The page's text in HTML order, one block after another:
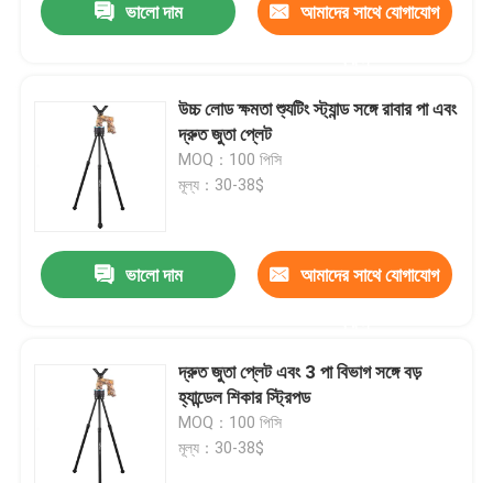
ভালো দাম আমাদের সাথে যোগাযোগ
উচ্চ লোড ক্ষমতা শ্যুটিং স্ট্যান্ড সঙ্গে রাবার পা এবং
দ্রুত জুতা প্লেট
MOQ：100 পিসি
মূল্য：30-38$
ভালো দাম আমাদের সাথে যোগাযোগ
দ্রুত জুতা প্লেট এবং 3 পা বিভাগ সঙ্গে বড়
হ্যান্ডেল শিকার স্ট্রিপড
MOQ：100 পিসি
মূল্য：30-38$